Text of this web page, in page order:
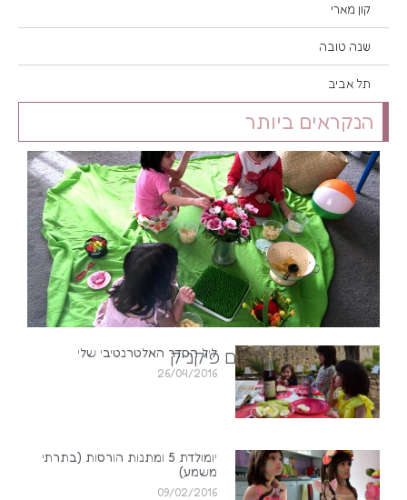
קון מארי
שנה טובה
תל אביב
הנקראים ביותר
מסתבר שהחיים הם פיקניק
29/05/2015
ליל הסדר האלטרנטיבי שלי
26/04/2016
יומולדת 5 ומתנות הורסות (בתרתי
משמע)
09/02/2016